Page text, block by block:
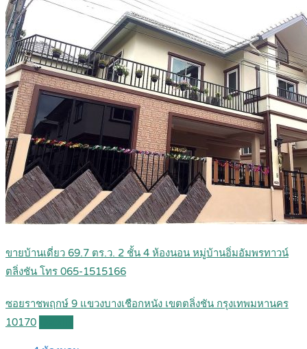
ขายบ้านเดี่ยว 69.7 ตร.ว. 2 ชั้น 4 ห้องนอน หมู่บ้านอิ่มอัมพรทาวน์
ตลิ่งชัน โทร 065-1515166
ซอยราชพฤกษ์ 9 แขวงบางเชือกหนัง เขตตลิ่งชัน กรุงเทพมหานคร
10170